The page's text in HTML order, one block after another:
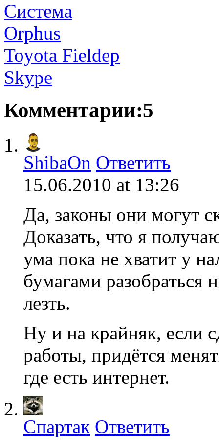
Toyota Fieldep
Skype
Комментарии:5
ShibaOn Ответить
15.06.2010 at 13:26
Да, законы они могут
Доказать, что я
ума пока не хватит у
бумагами разобраться
лезть.
Ну и на крайняк, если
работы, придётся
где есть интернет.
Спартак Ответить